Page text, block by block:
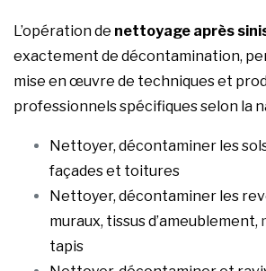
L’opération de nettoyage après
exactement de décontamination,
mise en œuvre de techniques et
professionnels spécifiques selon la
Nettoyer, décontaminer les
façades et toitures
Nettoyer, décontaminer les
muraux, tissus d’ameublement,
tapis